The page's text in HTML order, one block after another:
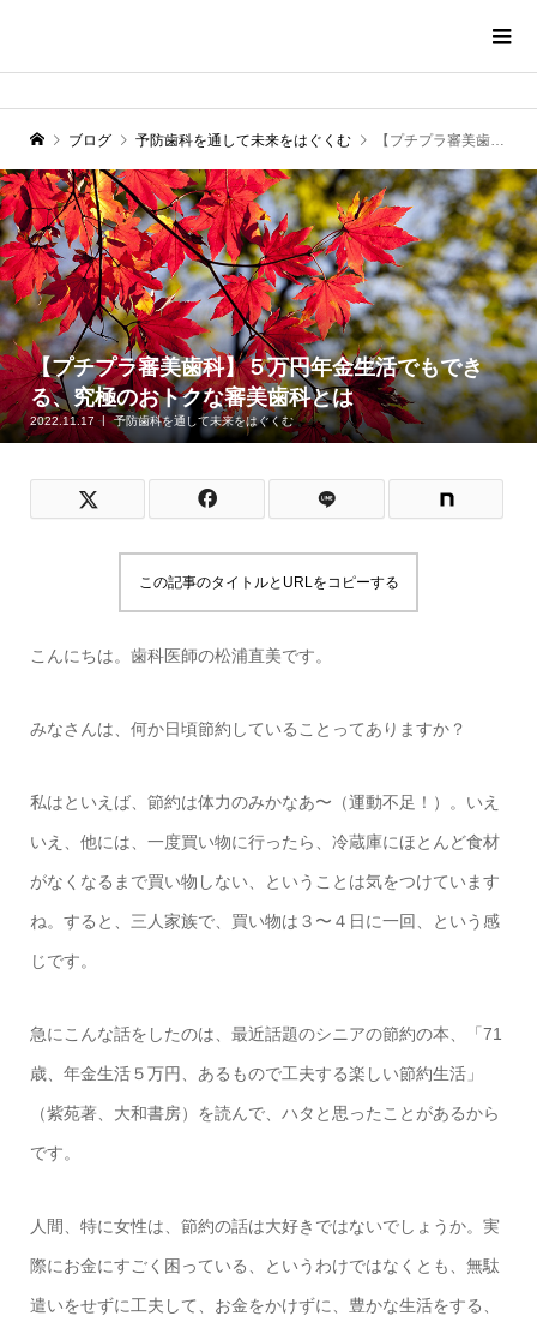
ブログ 予防歯科を通して未来をはぐくむ 【プチプラ審美歯科】５万円年金生活でもできる、究極のおトクな審美歯科とは
【プチプラ審美歯科】５万円年金生活でもでき
る、究極のおトクな審美歯科とは
2022.11.17 予防歯科を通して未来をはぐくむ
この記事のタイトルとURLをコピーする
こんにちは。歯科医師の松浦直美です。
みなさんは、何か日頃節約していることってありますか？
私はといえば、節約は体力のみかなあ〜（運動不足！）。いえ
いえ、他には、一度買い物に行ったら、冷蔵庫にほとんど食材
がなくなるまで買い物しない、ということは気をつけています
ね。すると、三人家族で、買い物は３〜４日に一回、という感
じです。
急にこんな話をしたのは、最近話題のシニアの節約の本、「71
歳、年金生活５万円、あるもので工夫する楽しい節約生活」
（紫苑著、大和書房）を読んで、ハタと思ったことがあるから
です。
人間、特に女性は、節約の話は大好きではないでしょうか。実
際にお金にすごく困っている、というわけではなくとも、無駄
遣いをせずに工夫して、お金をかけずに、豊かな生活をする、